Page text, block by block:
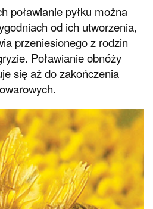
poławianie pyłku można
od ich utworzenia,
przeniesionego z rodzin
Poławianie obnóży
się aż do zakończenia